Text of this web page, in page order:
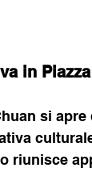
in
si
riunisce